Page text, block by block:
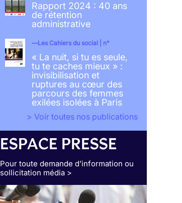
Rapport 2024 : 40 ans
de rétention
administrative
Les Cahiers du social | n°
« La nuit, si tu es seule,
tu te caches mieux » :
invisibilisation et
ruptures au cœur des
parcours des femmes
exilées isolées à Paris
> Voir toutes nos publications
ESPACE PRESSE
Pour toute demande d’information ou
sollicitation média >